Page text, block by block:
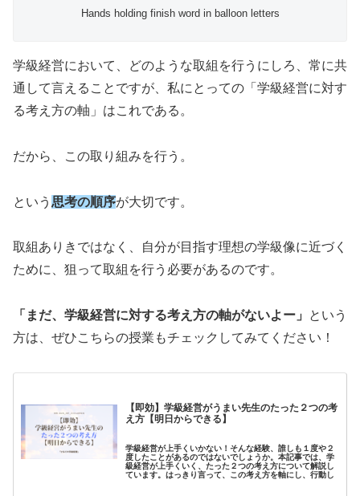
Hands holding finish word in balloon letters
学級経営において、どのような取組を行うにしろ、常に共
通して言えることですが、私にとっての「学級経営に対す
る考え方の軸」はこれである。
だから、この取り組みを行う。
という 思考の順序が大切です。
取組ありきではなく、自分が目指す理想の学級像に近づく
ために、狙って取組を行う必要があるのです。
「まだ、学級経営に対する考え方の軸がないよー」
という
方は、ぜひこちらの授業もチェックしてみてください！
【即効】学級経営がうまい先生のたった２つの考
え方【明日からできる】
学級経営が上手くいかない！そんな経験、誰しも１度や２
度したことがあるのではないでしょうか。本記事では、学
級経営が上手くいく、たった２つの考え方について解説し
ています。はっきり言って、この考え方を軸にし、行動し